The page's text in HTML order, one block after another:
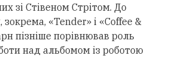
зі Стівеном Стрітом. До
зокрема, «Tender» і «Coffee &
пізніше порівнював роль
над альбомом із роботою